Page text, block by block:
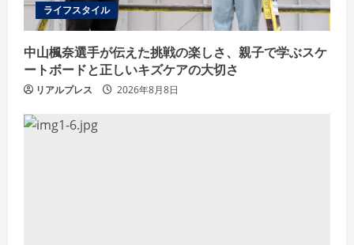
ライフスタイル
中山楓奈選手が伝えた挑戦の楽しさ、親子で学ぶスケ
ートボードと正しいキズケアの大切さ
リアルプレス 2026年8月8日